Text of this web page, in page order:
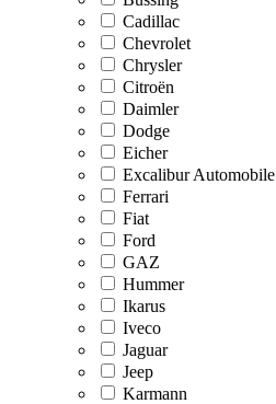
Cadillac
Chevrolet
Chrysler
Citroën
Daimler
Dodge
Eicher
Excalibur Automobile
Ferrari
Fiat
Ford
GAZ
Hummer
Ikarus
Iveco
Jaguar
Jeep
Karmann